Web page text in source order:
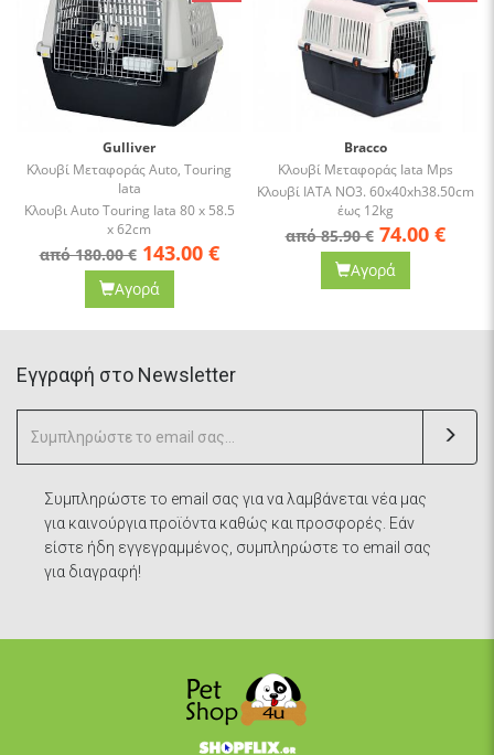
Gulliver
Κλουβί Μεταφοράς Auto, Touring
Iata
Κλουβι Auto Touring Iata 80 x 58.5
x 62cm
από 180.00 € 143.00 €
Αγορά
Bracco
Κλουβί Μεταφοράς Iata Mps
Κλουβί ΙΑΤΑ NO3. 60x40xh38.50cm
έως 12kg
από 85.90 € 74.00 €
Αγορά
Eγγραφή στο Newsletter
Συμπληρώστε το email σας για να λαμβάνεται νέα μας
για καινούργια προϊόντα καθώς και προσφορές. Εάν
είστε ήδη εγγεγραμμένος, συμπληρώστε το email σας
για διαγραφή!